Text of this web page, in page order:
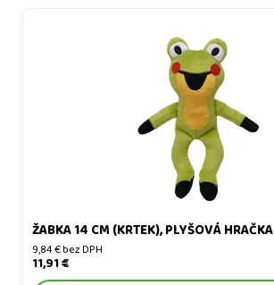
Žabka 14 cm (Krtek), plyšová hračka
ŽABKA 14 CM (KRTEK), PLYŠOVÁ HRAČKA
9,84 € bez DPH
11,91 €